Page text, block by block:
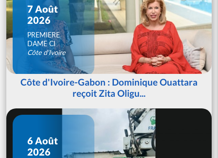
7 Août
2026
PREMIERE
DAME CI
Côte d'Ivoire
Côte d'Ivoire-Gabon : Dominique Ouattara
reçoit Zita Oligu...
6 Août
2026